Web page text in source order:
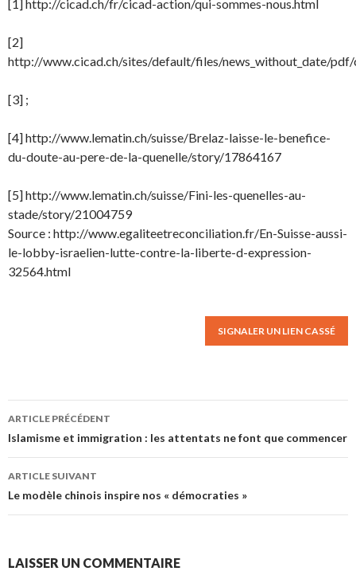
[1] http://cicad.ch/fr/cicad-action/qui-sommes-nous.html
[2]
http://www.cicad.ch/sites/default/files/news_without_date/
[3] ;
[4] http://www.lematin.ch/suisse/Brelaz-laisse-le-benefice-
du-doute-au-pere-de-la-quenelle/story/17864167
[5] http://www.lematin.ch/suisse/Fini-les-quenelles-au-
stade/story/21004759
Source : http://www.egaliteetreconciliation.fr/En-Suisse-aussi-
le-lobby-israelien-lutte-contre-la-liberte-d-expression-
32564.html
SIGNALER UN LIEN CASSÉ
Navigation des articles
ARTICLE PRÉCÉDENT
Islamisme et immigration : les attentats ne font que commencer
ARTICLE SUIVANT
Le modèle chinois inspire nos « démocraties »
LAISSER UN COMMENTAIRE